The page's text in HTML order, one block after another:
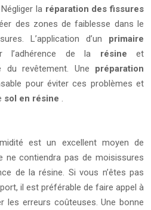
la réparation des fissures
des zones de faiblesse dans le
L’application d’un primaire
l’adhérence de la résineet
du revêtement. Une préparation
pour éviter ces problèmes et
sol en résine .
est un excellent moyen de
ne contiendra pas de moisissures
de la résine. Si vous n’êtes pas
il est préférable de faire appel à
les erreurs coûteuses. Une bonne